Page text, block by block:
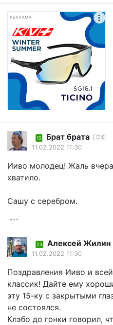
РЕКЛАМА
10 Брат брата 1318
11.02.2022 11:30
Ииво молодец! Жаль
хватило.
Сашу с серебром.
23 Алексей Жилин
11.02.2022 11:30
Поздравления Ииво и
классик! Дайте ему
эту 15-ку с закрытыми
не состоялся.
Клэбо до гонки говорил,